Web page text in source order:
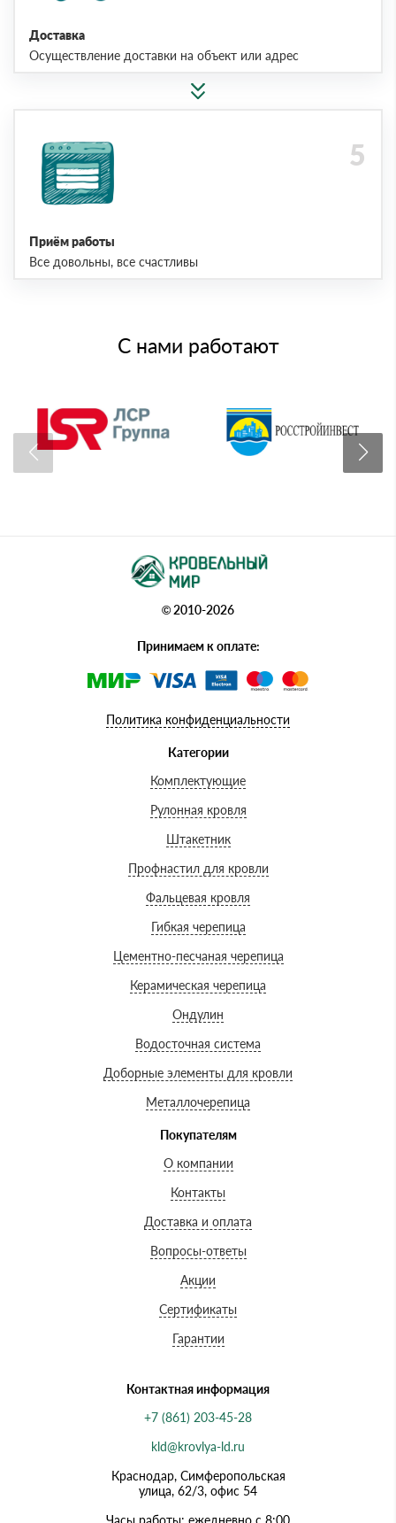
Доставка
Осуществление доставки на объект или адрес
Приём работы
Все довольны, все счастливы
С нами работают
© 2010-2026
Принимаем к оплате:
Политика конфиденциальности
Категории
Комплектующие
Рулонная кровля
Штакетник
Профнастил для кровли
Фальцевая кровля
Гибкая черепица
Цементно-песчаная черепица
Керамическая черепица
Ондулин
Водосточная система
Доборные элементы для кровли
Металлочерепица
Покупателям
О компании
Контакты
Доставка и оплата
Вопросы-ответы
Акции
Сертификаты
Гарантии
Контактная информация
+7 (861) 203-45-28
kld@krovlya-ld.ru
Краснодар, Симферопольская
улица, 62/3, офис 54
Часы работы: ежедневно с 8:00